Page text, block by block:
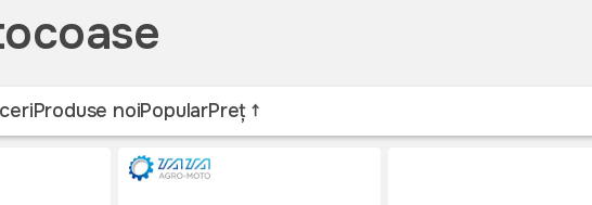
Produse noiPopularPreț